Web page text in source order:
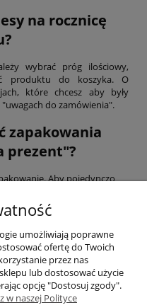
na rocznicę
wybrać próg ilościowy,
produktu do koszyka. O
które chcesz aby były
do zamówienia".
zapakowania
prezent"?
Aby pojedynczo
lub woreczki z organzy
zamówienie?
dni roboczych. Należy
nas wizualizację.
umożliwiają poprawne
ofertę do Twoich
przez nas
lub dostosować użycie
opcję "Dostosuj zgody".
w naszej Polityce